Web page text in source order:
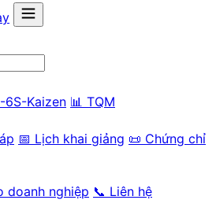
Kaizen 📊 TQM
📅 Lịch khai giảng 📜 Chứng chỉ
doanh nghiệp 📞 Liên hệ